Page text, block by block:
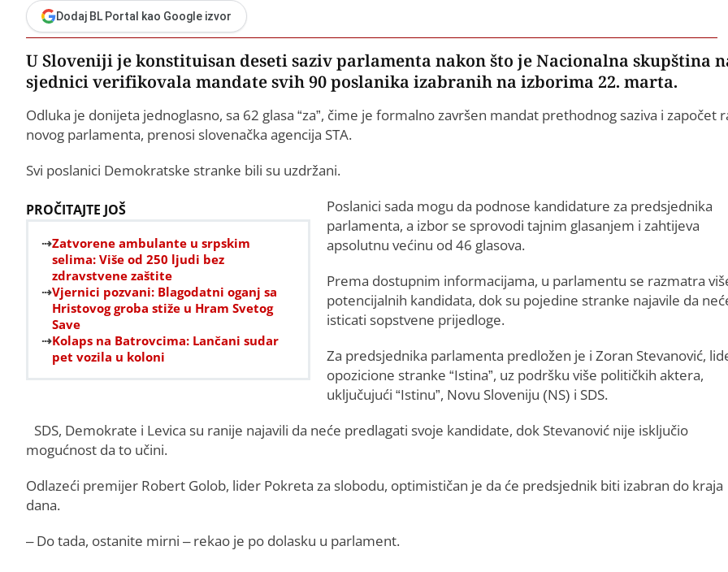
Dodaj BL Portal kao Google izvor
U Sloveniji je konstituisan deseti saziv parlamenta nakon što je Nacionalna skupština
sjednici verifikovala mandate svih 90 poslanika izabranih na izborima 22. marta.
Odluka je donijeta jednoglasno, sa 62 glasa “za”, čime je formalno završen mandat prethodnog saziva i započet
novog parlamenta, prenosi slovenačka agencija STA.
Svi poslanici Demokratske stranke bili su uzdržani.
PROČITAJTE JOŠ
Zatvorene ambulante u srpskim
selima: Više od 250 ljudi bez
zdravstvene zaštite
Vjernici pozvani: Blagodatni oganj sa
Hristovog groba stiže u Hram Svetog
Save
Kolaps na Batrovcima: Lančani sudar
pet vozila u koloni
Poslanici sada mogu da podnose kandidature za predsjednika
parlamenta, a izbor se sprovodi tajnim glasanjem i zahtijeva
apsolutnu većinu od 46 glasova.
Prema dostupnim informacijama, u parlamentu se razmatra
potencijalnih kandidata, dok su pojedine stranke najavile da
isticati sopstvene prijedloge.
Za predsjednika parlamenta predložen je i Zoran Stevanović,
opozicione stranke “Istina”, uz podršku više političkih aktera,
uključujući “Istinu”, Novu Sloveniju (NS) i SDS.
SDS, Demokrate i Levica su ranije najavili da neće predlagati svoje kandidate, dok Stevanović nije isključio
mogućnost da to učini.
Odlazeći premijer Robert Golob, lider Pokreta za slobodu, optimističan je da će predsjednik biti izabran do kraja
dana.
– Do tada, ostanite mirni – rekao je po dolasku u parlament.